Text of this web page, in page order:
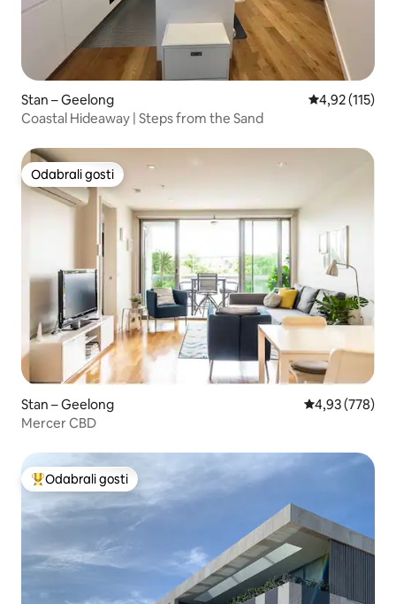
Stan – Geelong Prosječna
4,92 (115)
Coastal Hideaway | Steps from the Sand
Odabrali gosti
Odabrali gosti
Stan – Geelong Prosječna
4,93 (778)
Mercer CBD
Među najviše rangiranima s oznakom „Odabrali gosti”
Odabrali gosti